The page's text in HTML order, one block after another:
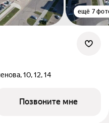
ещё 7
10, 12, 14
Позвоните мне